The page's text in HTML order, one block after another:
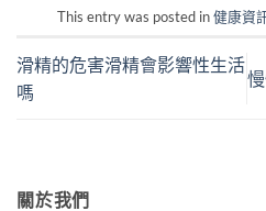
This entry was posted in健康資
滑精的危害滑精會影響性生活
嗎
關於我們